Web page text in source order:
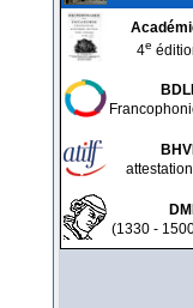
4e
(1330 -